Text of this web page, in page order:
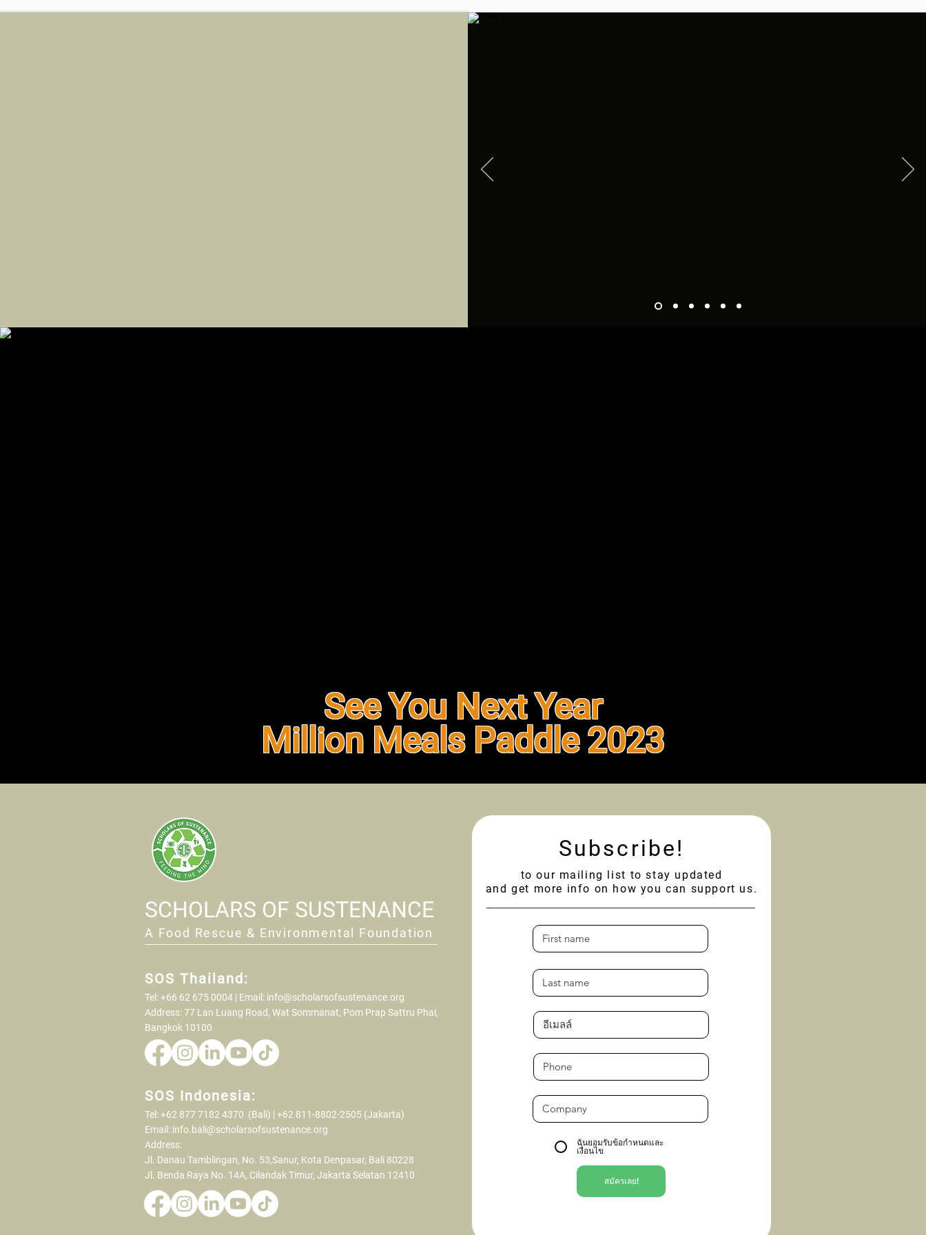
See You Next Year
Million Meals Paddle 2023
SCHOLARS OF SUSTENANCE
A Food Rescue & Environmental Foundation
SOS Thailand:
Tel: +66 62 675 0004 | Email: info@scholarsofsustenance.org
Address: 77 Lan Luang Road, Wat Sommanat, Pom Prap Sattru Phai,
Bangkok 10100
SOS Indonesia:
Tel: +62 877 7182 4370 (Bali) | +62 811-8802-2505 (Jakarta)
Email: info.bali@scholarsofsustenance.org
Address:
Jl. Danau Tamblingan, No. 53,Sanur, Kota Denpasar, Bali 80228
Jl. Benda Raya No. 14A, Cilandak Timur, Jakarta Selatan 12410
Subscribe!
to our mailing list to stay updated
and get more info on how you can support us.
ฉันยอมรับข้อกำหนดและ
เงื่อนไข
สมัครเลย!